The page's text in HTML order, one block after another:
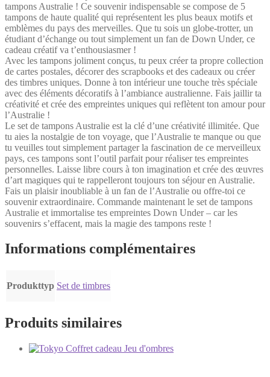
tampons Australie ! Ce souvenir indispensable se compose de 5
tampons de haute qualité qui représentent les plus beaux motifs et
emblèmes du pays des merveilles. Que tu sois un globe-trotter, un
étudiant d’échange ou tout simplement un fan de Down Under, ce
cadeau créatif va t’enthousiasmer !
Avec les tampons joliment conçus, tu peux créer ta propre collection
de cartes postales, décorer des scrapbooks et des cadeaux ou créer
des timbres uniques. Donne à ton intérieur une touche très spéciale
avec des éléments décoratifs à l’ambiance australienne. Fais jaillir ta
créativité et crée des empreintes uniques qui reflètent ton amour pour
l’Australie !
Le set de tampons Australie est la clé d’une créativité illimitée. Que
tu aies la nostalgie de ton voyage, que l’Australie te manque ou que
tu veuilles tout simplement partager la fascination de ce merveilleux
pays, ces tampons sont l’outil parfait pour réaliser tes empreintes
personnelles. Laisse libre cours à ton imagination et crée des œuvres
d’art magiques qui te rappelleront toujours ton séjour en Australie.
Fais un plaisir inoubliable à un fan de l’Australie ou offre-toi ce
souvenir extraordinaire. Commande maintenant le set de tampons
Australie et immortalise tes empreintes Down Under – car les
souvenirs s’effacent, mais la magie des tampons reste !
Informations complémentaires
Produkttyp Set de timbres
Produits similaires